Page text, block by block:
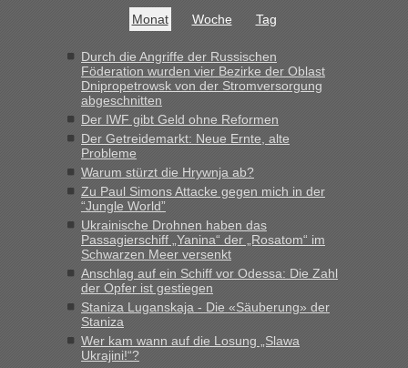
buchbar - warum auch immer ...
Hab´s versucht - bekomme aber immer angezeigt "auf dieser
Strecke fahren wir nicht"
MHG1023 inBerichte und Reisetipps • Re: Mit dem Zug in
die Ukraine
„Man sollte aber explizit dazu schreiben, daß es ein Zug von
LeoExpress ist - und nur auf deren Webseite kann man die
Fahrkarten kaufen. Zumindest ist es die erste Umsteigefreie
Verbindung von Deutschland...“
Recht, Visa und Dokumente • Re: Deklaration
gebrauchter Kleidung beim Zoll
„Vielen Dank, mit einem Briefchen meiner Frau im Gepäck
gab es keine Probleme“
Monat Woche Tag
Durch die Angriffe der Russischen
Föderation wurden vier Bezirke der Oblast
Dnipropetrowsk von der Stromversorgung
abgeschnitten
Der IWF gibt Geld ohne Reformen
Der Getreidemarkt: Neue Ernte, alte
Probleme
Warum stürzt die Hrywnja ab?
Zu Paul Simons Attacke gegen mich in der
“Jungle World”
Ukrainische Drohnen haben das
Passagierschiff „Yanina“ der „Rosatom“ im
Schwarzen Meer versenkt
Anschlag auf ein Schiff vor Odessa: Die Zahl
der Opfer ist gestiegen
Staniza Luganskaja - Die «Säuberung» der
Staniza
Wer kam wann auf die Losung „Slawa
Ukrajini!“?